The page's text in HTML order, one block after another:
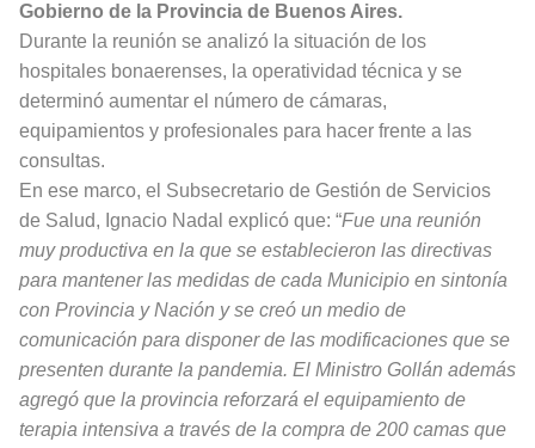
Gobierno de la Provincia de Buenos Aires.
Durante la reunión se analizó la situación de los
hospitales bonaerenses, la operatividad técnica y se
determinó aumentar el número de cámaras,
equipamientos y profesionales para hacer frente a las
consultas.
En ese marco, el Subsecretario de Gestión de Servicios
de Salud, Ignacio Nadal explicó que: “Fue una reunión
muy productiva en la que se establecieron las directivas
para mantener las medidas de cada Municipio en sintonía
con Provincia y Nación y se creó un medio de
comunicación para disponer de las modificaciones que se
presenten durante la pandemia. El Ministro Gollán además
agregó que la provincia reforzará el equipamiento de
terapia intensiva a través de la compra de 200 camas que